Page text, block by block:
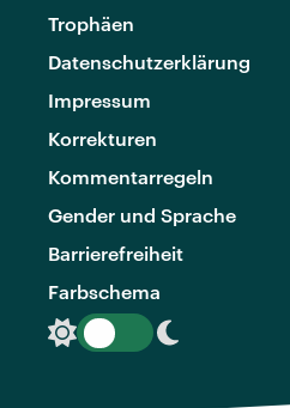
Trophäen
Datenschutzerklärung
Impressum
Korrekturen
Kommentarregeln
Gender und Sprache
Barrierefreiheit
Farbschema